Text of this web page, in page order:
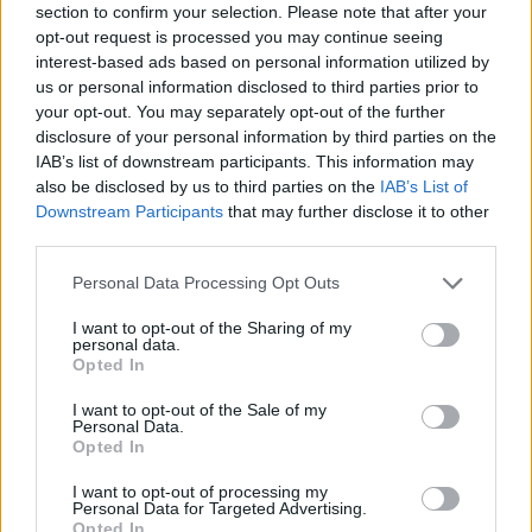
section to confirm your selection. Please note that after your
opt-out request is processed you may continue seeing
interest-based ads based on personal information utilized by
us or personal information disclosed to third parties prior to
your opt-out. You may separately opt-out of the further
disclosure of your personal information by third parties on the
IAB’s list of downstream participants. This information may
also be disclosed by us to third parties on the IAB’s List of
Downstream Participants that may further disclose it to other
Personal Data Processing Opt Outs
I want to opt-out of the Sharing of my
personal data.
Opted In
I want to opt-out of the Sale of my
Personal Data.
Opted In
I want to opt-out of processing my
Personal Data for Targeted Advertising.
Opted In
Ελλάδας 2026, και 42ο«πράσινο» Πρωτάθλημα
Ελλάδας (σ.σ. με τον τίτλο του 1921 που δεν
θεωρείται πάντως επίσημος), οι παίκτες του Εργκίν
Αταμάν, έχοντας χάσει μέσα από τα χέρια τους,
την πρόκριση στο φάιναλ φορ της Euroleague που
έλαβε χώρα μέσα στο δικό τους «σπίτι»;
Η περσινή σεζόν είχε δυσάρεστη κατάληξη για τον
έδρας στους τελικούς με τον Ολυμπιακό, ηττήθηκε
στο ΟΑΚΑ στον 3ο αγώνα με αποτέλεσμα να
στεφθεί Πρωταθλήτρια Ελλάδας η ομάδα του
Ο Πρωταθλητής Ελλάδας 2026 κρίνεται στις
νίκες, σε σειρά “ best of 5”. Αυτή είναι η 27η φορά
που οι δύο «αιώνιοι» «διασταυρώνουν τα ξίφη